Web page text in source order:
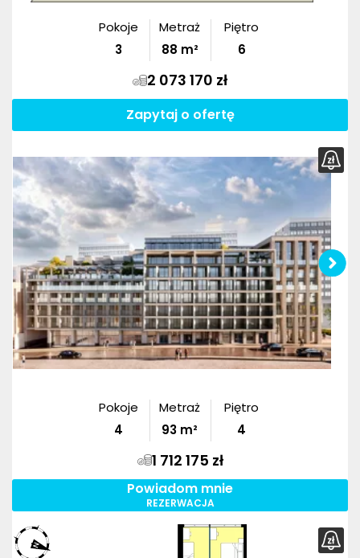
Pokoje
3
Metraż
88 m²
Piętro
6
2 073 170 zł
Zapytaj o ofertę
Pokoje
4
Metraż
93 m²
Piętro
4
1 712 175 zł
Powiadom mnie
REZERWACJA